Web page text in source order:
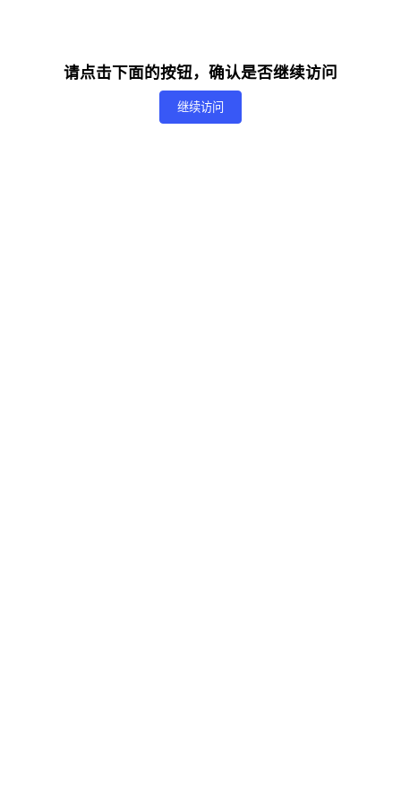
请点击下面的按钮，确认是否继续访问